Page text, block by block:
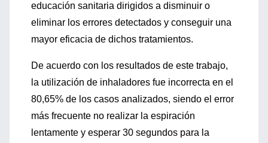
educación sanitaria dirigidos a disminuir o
eliminar los errores detectados y conseguir una
mayor eficacia de dichos tratamientos.
De acuerdo con los resultados de este trabajo,
la utilización de inhaladores fue incorrecta en el
80,65% de los casos analizados, siendo el error
más frecuente no realizar la espiración
lentamente y esperar 30 segundos para la